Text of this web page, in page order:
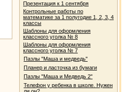
Презентация к 1 сентября
Контрольные работы по
математике за 1 полугодие 1, 2, 3, 4
классы
Шаблоны для оформления
классного уголка № 8
Шаблоны для оформления
классного уголка № 7
Пазлы "Маша и медведь"
Планер и ласточка из бумаги
Пазлы "Маша и Медведь 2"
Телефон у ребенка в школе. Нужен